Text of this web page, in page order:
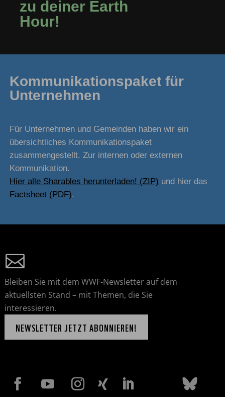
zu deiner Earth
Hour!
Kommunikationspaket für
Unternehmen
Für Unternehmen und Gemeinden haben wir ein
übersichtliches Kommunikationspaket
zusammengestellt. Zur internen oder externen
Kommunikation.
Hier alle Sharables herunterladen! (ZIP) und hier das
Factsheet (PDF).
Bleiben Sie mit dem WWF-Newsletter auf dem
aktuellsten Stand – mit Themen, die Sie
interessieren.
NEWSLETTER JETZT ABONNIEREN!